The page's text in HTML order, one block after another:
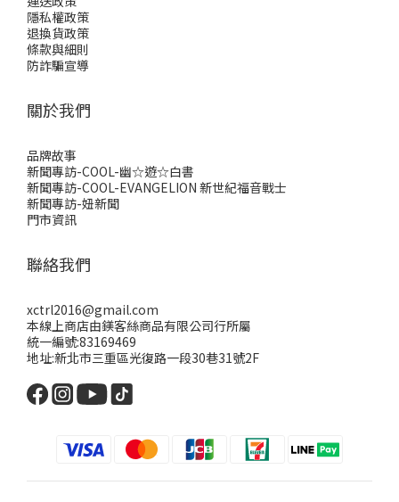
隱私權政策
退換貨政策
條款與細則
防詐騙宣導
關於我們
品牌故事
新聞專訪-COOL-幽☆遊☆白書
新聞專訪-COOL-EVANGELION 新世紀福音戰士
新聞專訪-妞新聞
門市資訊
聯絡我們
xctrl2016@gmail.com
本線上商店由鎂客絲商品有限公司行所屬
統一編號:83169469
地址:新北市三重區光復路一段30巷31號2F